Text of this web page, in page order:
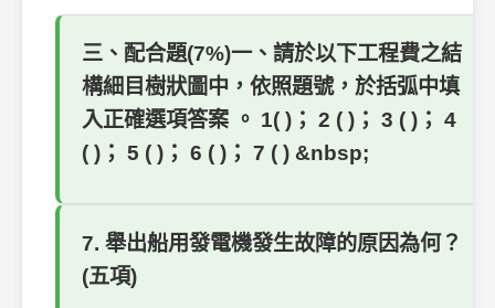
三、配合題(7%)一、請於以下工程費之結
構細目樹狀圖中，依照題號，於括弧中填
入正確選項答案 。 1( )； 2 ( )； 3 ( )； 4
( )； 5 ( )； 6 ( )； 7 ( ) &nbsp;
7. 舉出船用發電機發生故障的原因為何？
(五項)